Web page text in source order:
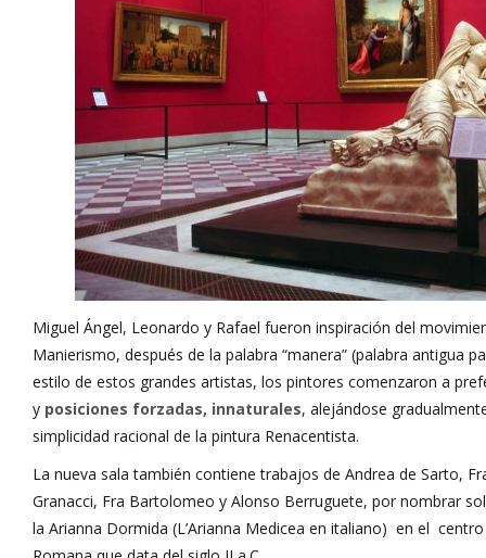
Miguel Ángel, Leonardo y Rafael fueron inspiración del
Manierismo, después de la palabra “manera” (palabra antigua
estilo de estos grandes artistas, los pintores comenzaron a
y posiciones forzadas, innaturales, alejándose
simplicidad racional de la pintura Renacentista.
La nueva sala también contiene trabajos de Andrea de Sarto,
Granacci, Fra Bartolomeo y Alonso Berruguete, por nombrar
la Arianna Dormida (L’Arianna Medicea en italiano) en el